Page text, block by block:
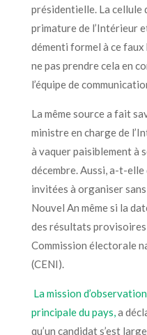
présidentielle. La cellule
primature de l’Intérieur
démenti formel à ce
ne pas prendre cela en
l’équipe de
La même source a fait
ministre en charge de
à vaquer paisiblement à
décembre. Aussi, a-t-
invitées à organiser
Nouvel An même si la
des résultats
Commission électorale
(CENI).
La mission
principale du pays,a
qu’un candidat s’est